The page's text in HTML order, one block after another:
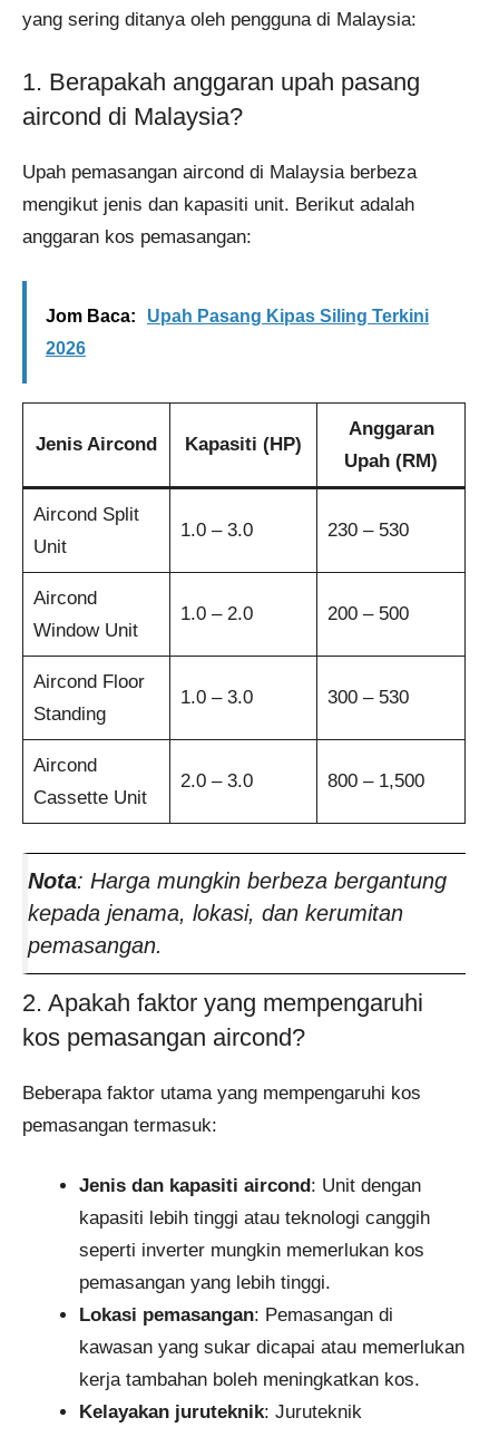
yang sering ditanya oleh pengguna di Malaysia:
1. Berapakah anggaran upah pasang
aircond di Malaysia?
Upah pemasangan aircond di Malaysia berbeza
mengikut jenis dan kapasiti unit. Berikut adalah
anggaran kos pemasangan:
Jom Baca:
Upah Pasang Kipas Siling Terkini
2026
Jenis Aircond Kapasiti (HP)
Anggaran
Upah (RM)
Aircond Split
Unit
1.0 – 3.0 230 – 530
Aircond
Window Unit
1.0 – 2.0 200 – 500
Aircond Floor
Standing
1.0 – 3.0 300 – 530
Aircond
Cassette Unit
2.0 – 3.0 800 – 1,500
Nota: Harga mungkin berbeza bergantung
kepada jenama, lokasi, dan kerumitan
pemasangan.
2. Apakah faktor yang mempengaruhi
kos pemasangan aircond?
Beberapa faktor utama yang mempengaruhi kos
pemasangan termasuk:
Jenis dan kapasiti aircond : Unit dengan
kapasiti lebih tinggi atau teknologi canggih
seperti inverter mungkin memerlukan kos
pemasangan yang lebih tinggi.
Lokasi pemasangan: Pemasangan di
kawasan yang sukar dicapai atau memerlukan
kerja tambahan boleh meningkatkan kos.
Kelayakan juruteknik: Juruteknik